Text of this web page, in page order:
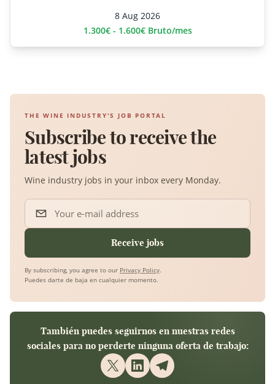
8 Aug 2026
1.300€ - 1.600€ Bruto/mes
THE WINE INDUSTRY'S JOB PORTAL
Subscribe to receive the
latest jobs
Wine industry jobs in your inbox every Monday.
Your e-mail address
Receive jobs
By subscribing, you agree to our Privacy Policy.
Puedes darte de baja en cualquier momento.
También puedes seguirnos en nuestras redes
sociales para no perderte ninguna oferta de trabajo: